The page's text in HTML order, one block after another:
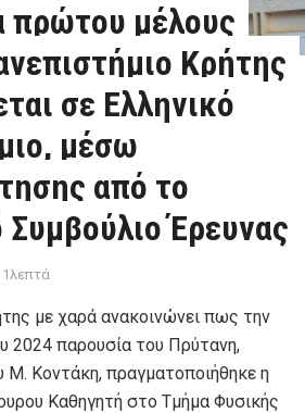
πρώτου μέλους
Κρήτης
σε Ελληνικό
μέσω
από το
Έρευνας
1λεπτά
με χαρά ανακοινώνει πως την
2024 παρουσία του Πρύτανη,
Μ. Κοντάκη, πραγματοποιήθηκε η
Καθηγητή στο Τμήμα Φυσικής